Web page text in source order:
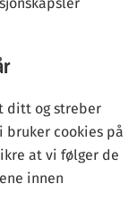
ditt og streber
cookies på
at vi følger de
innen